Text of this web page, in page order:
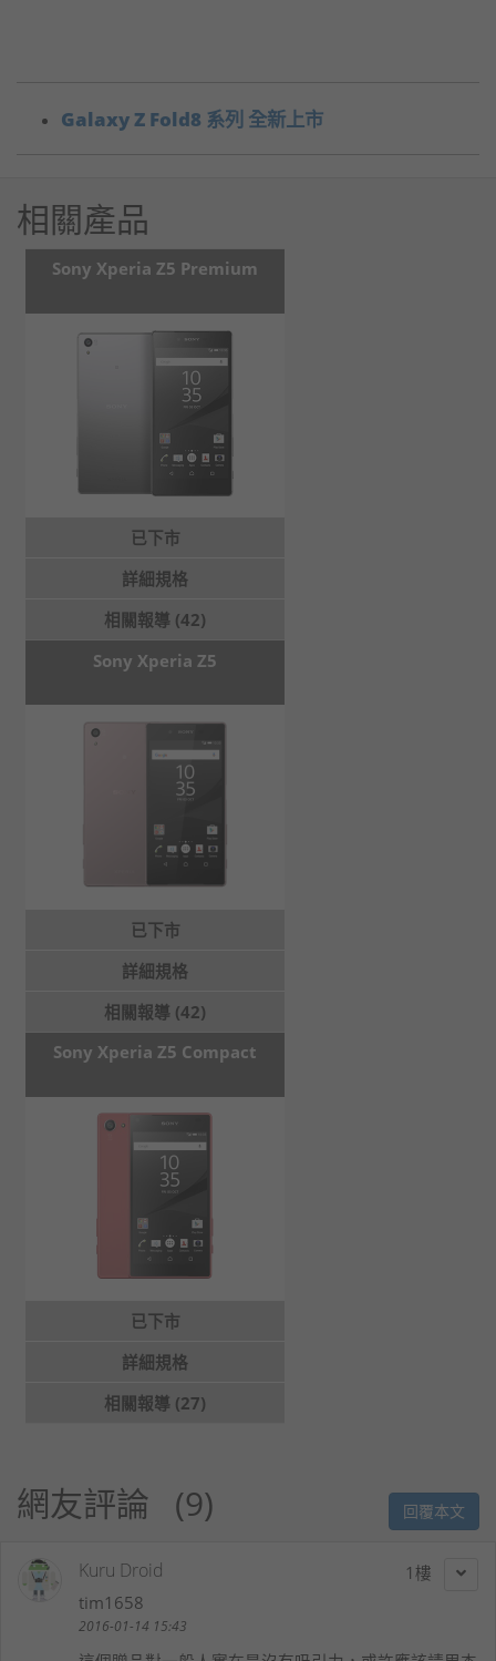
Galaxy Z Fold8 系列 全新上市
相關產品
Sony Xperia Z5 Premium
已下市
詳細規格
相關報導 (42)
Sony Xperia Z5
已下市
詳細規格
相關報導 (42)
Sony Xperia Z5 Compact
已下市
詳細規格
相關報導 (27)
網友評論 9 回覆本文
1
Kuru Droid
tim1658
2016-01-14 15:43